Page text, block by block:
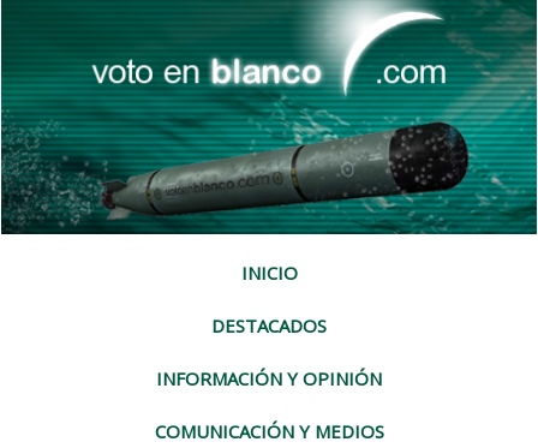
INICIO
DESTACADOS
INFORMACIÓN Y OPINIÓN
COMUNICACIÓN Y MEDIOS